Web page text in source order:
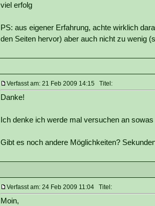
viel erfolg
PS: aus eigener Erfahrung, achte wirklich
den Seiten hervor) aber auch nicht zu wenig
Verfasst am: 21 Feb 2009 14:15 Titel:
Danke!
Ich denke ich werde mal versuchen an
Gibt es noch andere Möglichkeiten?
Verfasst am: 24 Feb 2009 11:04 Titel:
Moin,